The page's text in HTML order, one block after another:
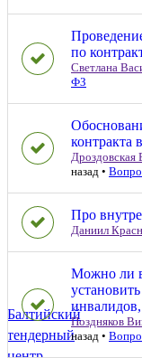
по
Светлана
ФЗ
контракта
Дроздовская
назад •
Про
Даниил
Можно ли в
Поздняков
назад •
Балтийский
тендерный